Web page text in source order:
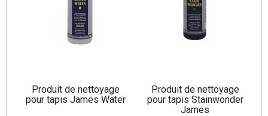
Produit de nettoyage
pour tapis James Water
Produit de nettoyage
pour tapis Stainwonder
James